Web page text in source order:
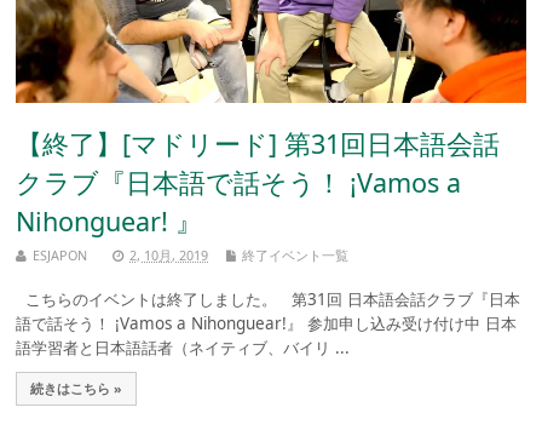
【終了】[マドリード] 第31回日本語会話
クラブ『日本語で話そう！ ¡Vamos a
Nihonguear! 』
ESJAPON 2, 10月, 2019 終了イベント一覧
こちらのイベントは終了しました。 第31回 日本語会話クラブ『日本
語で話そう！ ¡Vamos a Nihonguear!』 参加申し込み受け付け中 日本
語学習者と日本語話者（ネイティブ、バイリ ...
続きはこちら »